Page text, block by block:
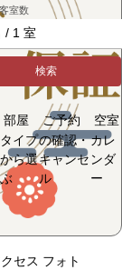
室数
検索
部屋
タイプ
から選
ぶ
ご予約
の確認・
キャンセ
ル
空室
カレ
ンダ
ー
セス フォト